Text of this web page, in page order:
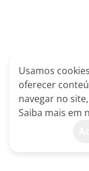
Usamos
oferecer
navegar no
Saiba mais em